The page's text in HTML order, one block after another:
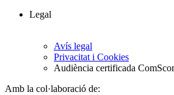
Legal
Avís legal
Privacitat i Cookies
Audiència certificada
Amb la col·laboració de: